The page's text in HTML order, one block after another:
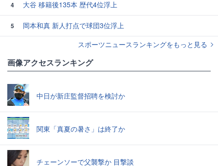
4 大谷 移籍後135本 歴代4位浮上
5
岡本和真 新人打点で球団3位浮上
スポーツニュースランキングをもっと見る
画像アクセスランキング
中日が新庄監督招聘を検討か
関東「真夏の暑さ」は終了か
チェーンソーで父襲撃か 目撃談